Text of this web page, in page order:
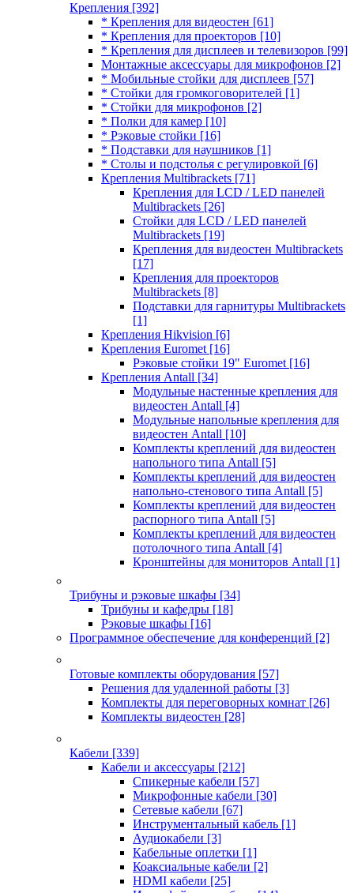
Крепления [392]
* Крепления для видеостен [61]
* Крепления для проекторов [10]
* Крепления для дисплеев и телевизоров [99]
Монтажные аксессуары для микрофонов [2]
* Мобильные стойки для дисплеев [57]
* Стойки для громкоговорителей [1]
* Стойки для микрофонов [2]
* Полки для камер [10]
* Рэковые стойки [16]
* Подставки для наушников [1]
* Столы и подстолья с регулировкой [6]
Крепления Multibrackets [71]
Крепления для LCD / LED панелей
Multibrackets [26]
Стойки для LCD / LED панелей
Multibrackets [19]
Крепления для видеостен Multibrackets
[17]
Крепления для проекторов
Multibrackets [8]
Подставки для гарнитуры Multibrackets
[1]
Крепления Hikvision [6]
Крепления Euromet [16]
Рэковые стойки 19" Euromet [16]
Крепления Antall [34]
Модульные настенные крепления для
видеостен Antall [4]
Модульные напольные крепления для
видеостен Antall [10]
Комплекты креплений для видеостен
напольного типа Antall [5]
Комплекты креплений для видеостен
напольно-стенового типа Antall [5]
Комплекты креплений для видеостен
распорного типа Antall [5]
Комплекты креплений для видеостен
потолочного типа Antall [4]
Кронштейны для мониторов Antall [1]
Трибуны и рэковые шкафы [34]
Трибуны и кафедры [18]
Рэковые шкафы [16]
Программное обеспечение для конференций [2]
Готовые комплекты оборудования [57]
Решения для удаленной работы [3]
Комплекты для переговорных комнат [26]
Комплекты видеостен [28]
Кабели [339]
Кабели и аксессуары [212]
Спикерные кабели [57]
Микрофонные кабели [30]
Сетевые кабели [67]
Инструментальный кабель [1]
Аудиокабели [3]
Кабельные оплетки [1]
Коаксиальные кабели [2]
HDMI кабели [25]